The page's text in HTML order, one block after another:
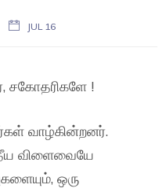
JUL 16
சகோதரிகளே !
வாழ்கின்றனர்.
விளைவையே
ஒரு